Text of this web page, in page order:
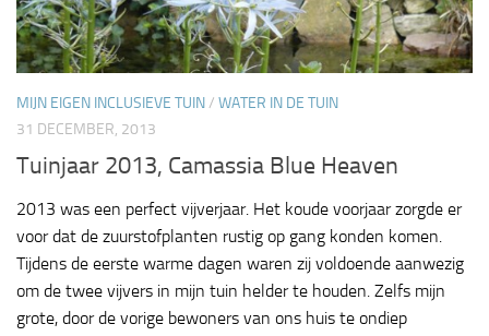
MIJN EIGEN INCLUSIEVE TUIN/ WATER IN DE TUIN
31 DECEMBER, 2013
Tuinjaar 2013, Camassia Blue Heaven
2013 was een perfect vijverjaar. Het koude voorjaar zorgde er
voor dat de zuurstofplanten rustig op gang konden komen.
Tijdens de eerste warme dagen waren zij voldoende aanwezig
om de twee vijvers in mijn tuin helder te houden. Zelfs mijn
grote, door de vorige bewoners van ons huis te ondiep